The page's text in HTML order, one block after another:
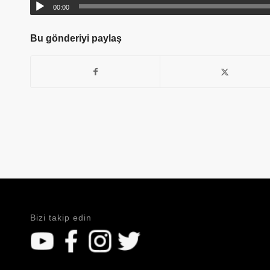
00:00
Bu gönderiyi paylaş
Bizi takip edin